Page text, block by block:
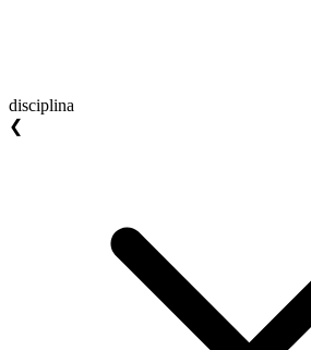
disciplina
❮